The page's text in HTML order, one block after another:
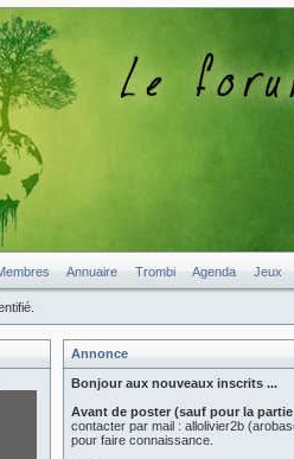
Annuaire Trombi Agenda Jeux
Annonce
Bonjour aux nouveaux inscrits ...
Avant de poster (sauf pour la
contacter par mail : allolivier2b
pour faire connaissance.